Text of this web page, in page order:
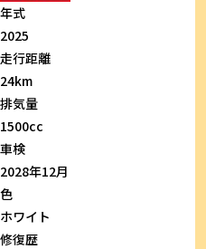
年式
2025
走行距離
24km
排気量
1500cc
車検
2028年12月
色
ホワイト
修復歴